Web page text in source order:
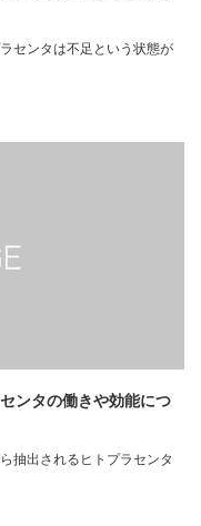
センタは不足という状態が
ンタの働きや効能につ
抽出されるヒトプラセンタ